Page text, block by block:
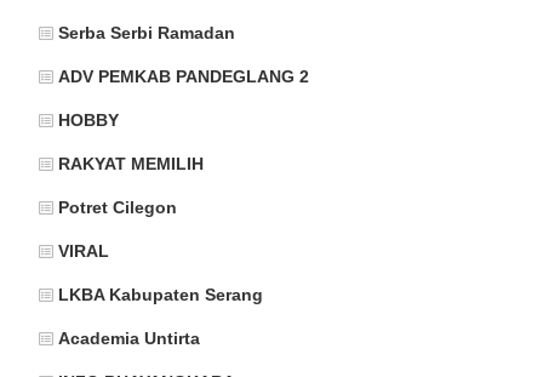
Serba Serbi Ramadan
ADV PEMKAB PANDEGLANG 2
HOBBY
RAKYAT MEMILIH
Potret Cilegon
VIRAL
LKBA Kabupaten Serang
Academia Untirta